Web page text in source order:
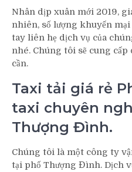
Nhân dịp xuân mới 2019,
nhiên, số lượng khuyến
tay liên hẹ dịch vụ của
nhé. Chúng tôi sẽ cung cấp
cần.
Taxi tải giá rẻ
taxi chuyên
Thượng Đình.
Chúng tôi là một công ty
tại phố Thượng Đình. Dịch